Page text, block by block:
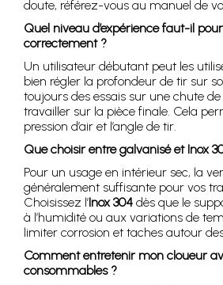
doute, référez-vous au manuel de
Quel niveau d’expérience faut-il
correctement ?
Un utilisateur débutant peut les
bien régler la profondeur de tir sur
toujours des essais sur une chute
travailler sur la pièce finale. Cela
pression d’air et l’angle de tir.
Que choisir entre galvanisé et Inox
Pour un usage en intérieur sec, la
généralement suffisante pour vos
Choisissez l’Inox 304 dès que le
à l’humidité ou aux variations de
limiter corrosion et taches autour
Comment entretenir mon cloueur
consommables ?